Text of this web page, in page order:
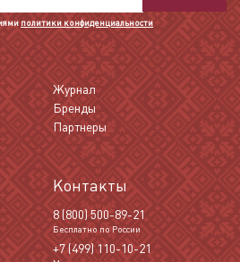
политики конфиденциальности
Журнал
Бренды
Партнеры
Контакты
8 (800) 500-89-21
Бесплатно по России
+7 (499) 110-10-21